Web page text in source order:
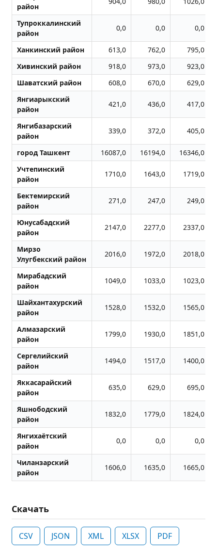
район
Тупроккалинский
район
0,0 0,0 0,0
Ханкинский район 613,0 762,0
795,0
Хивинский район
918,0 973,0
923,0
Шаватский район
608,0 670,0
629,0
Янгиарыкский
район
421,0 436,0 417,0
Янгибазарский
район
339,0 372,0 405,0
город Ташкент 16087,0 16194,0
16346,0
Учтепинский
район
1710,0 1643,0 1719,0
Бектемирский
район
271,0 247,0 249,0
Юнусабадский
район
2147,0 2277,0 2337,0
Мирзо
Улугбекский район
2016,0 1972,0 2018,0
Мирабадский
район
1049,0 1033,0 1023,0
Шайхантахурский
район
1528,0 1532,0 1565,0
Алмазарский
район
1799,0 1930,0 1851,0
Сергелийский
район
1494,0 1517,0 1400,0
Яккасарайский
район
635,0 629,0 695,0
Яшнободский
район
1832,0 1779,0 1824,0
Янгихаётский
район
0,0 0,0 0,0
Чиланзарский
район
1606,0 1635,0 1665,0
Скачать
CSV JSON XML XLSX PDF